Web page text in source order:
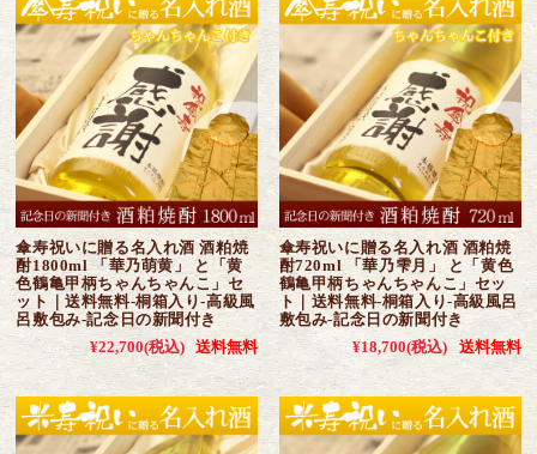
傘寿祝いに贈る名入れ酒 酒粕焼
酎1800ml 「華乃萌黄」 と「黄
色鶴亀甲柄ちゃんちゃんこ」セ
ット｜送料無料-桐箱入り-高級風
呂敷包み-記念日の新聞付き
¥22,700(税込) 送料無料
傘寿祝いに贈る名入れ酒 酒粕焼
酎720ml 「華乃雫月」 と「黄色
鶴亀甲柄ちゃんちゃんこ」セッ
ト｜送料無料-桐箱入り-高級風呂
敷包み-記念日の新聞付き
¥18,700(税込) 送料無料